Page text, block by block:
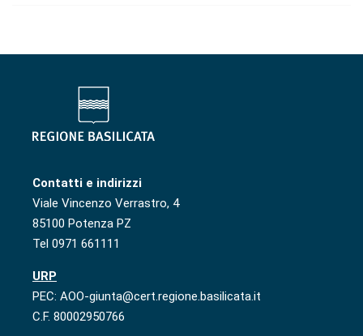
Contatti e indirizzi
Viale Vincenzo Verrastro, 4
85100 Potenza PZ
Tel 0971 661111
URP
PEC: AOO-giunta@cert.regione.basilicata.it
C.F. 80002950766